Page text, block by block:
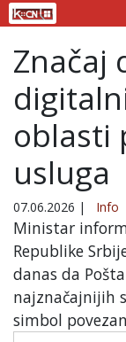
Značaj
oblasti
usluga
07.06.2026 | Info
Ministar
Republike
danas da
najznačajnijih
simbol